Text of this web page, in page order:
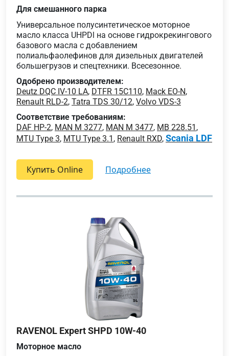
Для смешанного парка
Универсальное полусинтетическое моторное
масло класса UHPDl на основе гидрокрекингового
базового масла с добавлением
полиальфаолефинов для дизельных двигателей
большегрузов и спецтехники. Всесезонное.
Одобрено производителем:
Deutz DQC IV-10 LA, DTFR 15C110, Mack EO-N,
Renault RLD-2, Tatra TDS 30/12, Volvo VDS-3
Соответствие требованиям:
DAF HP-2, MAN M 3277, MAN M 3477, MB 228.51 ,
MTU Type 3, MTU Type 3.1 , Renault RXD, Scania LDF
Купить Online подробнее
RAVENOL Expert SHPD 10W-40
Моторное масло